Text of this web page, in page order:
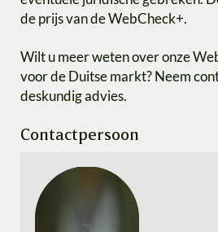
de prijs van de WebCheck+.
Wilt u meer weten over onze
voor de Duitse markt? Neem
deskundig advies.
Contactpersoon